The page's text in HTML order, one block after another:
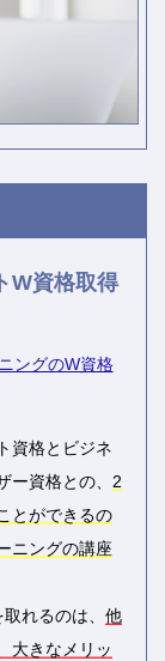
W資格取得
資格とビジネ
ー資格との、 2
とができるの
ニングの講座
れるのは、 他
大きなメリッ